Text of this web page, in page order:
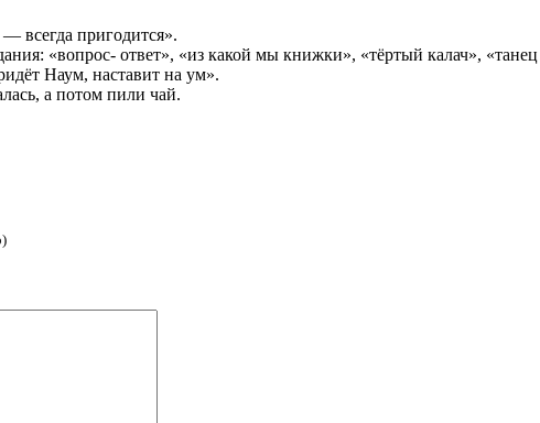
всегда пригодится».
«вопрос- ответ», «из какой мы книжки», «тёртый калач»,
Наум, наставит на ум».
а потом пили чай.